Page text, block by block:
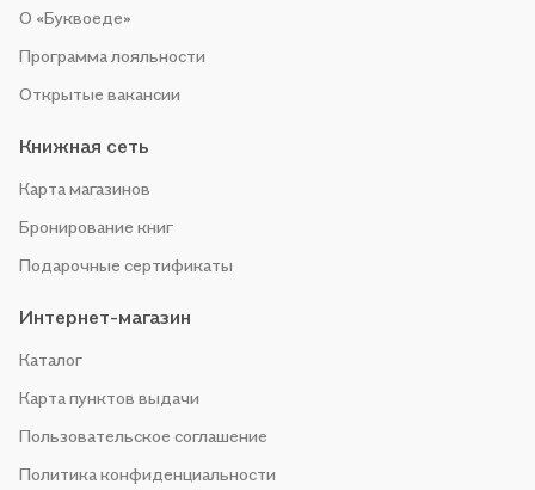
О «Буквоеде»
Программа лояльности
Открытые вакансии
Книжная сеть
Карта магазинов
Бронирование книг
Подарочные сертификаты
Интернет-магазин
Каталог
Карта пунктов выдачи
Пользовательское соглашение
Политика конфиденциальности